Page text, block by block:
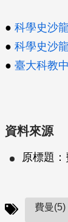
● 科學史沙
● 科學史沙
● 臺大科教
資料來源
原標題
費曼(5)